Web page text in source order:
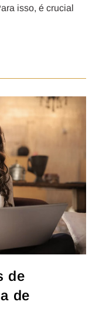
isso, é crucial
de
de